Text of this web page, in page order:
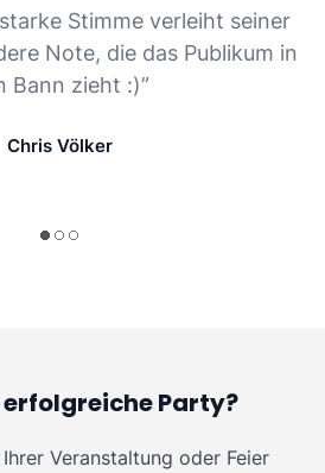
Stimme verleiht seiner
Note, die das Publikum in
Bann zieht :)”
Chris Völker
erfolgreiche Party?
Veranstaltung oder Feier